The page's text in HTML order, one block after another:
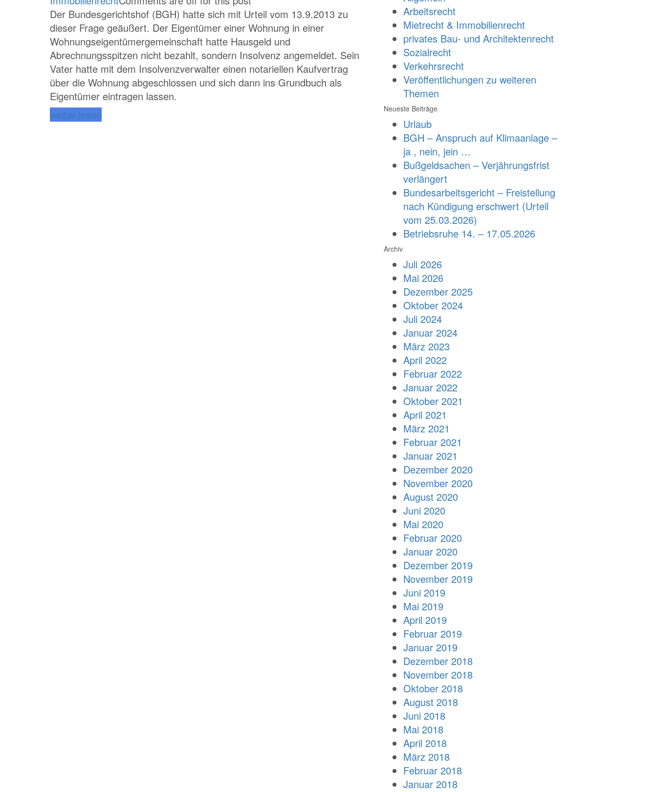
Der Bundesgerichtshof (BGH) hatte sich mit Urteil vom 13.9.2013 zu
dieser Frage geäußert. Der Eigentümer einer Wohnung in einer
Wohnungseigentümergemeinschaft hatte Hausgeld und
Abrechnungsspitzen nicht bezahlt, sondern Insolvenz angemeldet. Sein
Vater hatte mit dem Insolvenzverwalter einen notariellen Kaufvertrag
über die Wohnung abgeschlossen und sich dann ins Grundbuch als
Eigentümer eintragen lassen.
weiter lesen
Arbeitsrecht
Mietrecht & Immobilienrecht
privates Bau- und Architektenrecht
Sozialrecht
Verkehrsrecht
Veröffentlichungen zu weiteren
Themen
Neueste Beiträge
Urlaub
BGH – Anspruch auf Klimaanlage –
ja , nein, jein …
Bußgeldsachen – Verjährungsfrist
verlängert
Bundesarbeitsgericht – Freistellung
nach Kündigung erschwert (Urteil
vom 25.03.2026)
Betriebsruhe 14. – 17.05.2026
Archiv
Juli 2026
Mai 2026
Dezember 2025
Oktober 2024
Juli 2024
Januar 2024
März 2023
April 2022
Februar 2022
Januar 2022
Oktober 2021
April 2021
März 2021
Februar 2021
Januar 2021
Dezember 2020
November 2020
August 2020
Juni 2020
Mai 2020
Februar 2020
Januar 2020
Dezember 2019
November 2019
Juni 2019
Mai 2019
April 2019
Februar 2019
Januar 2019
Dezember 2018
November 2018
Oktober 2018
August 2018
Juni 2018
Mai 2018
April 2018
März 2018
Februar 2018
Januar 2018